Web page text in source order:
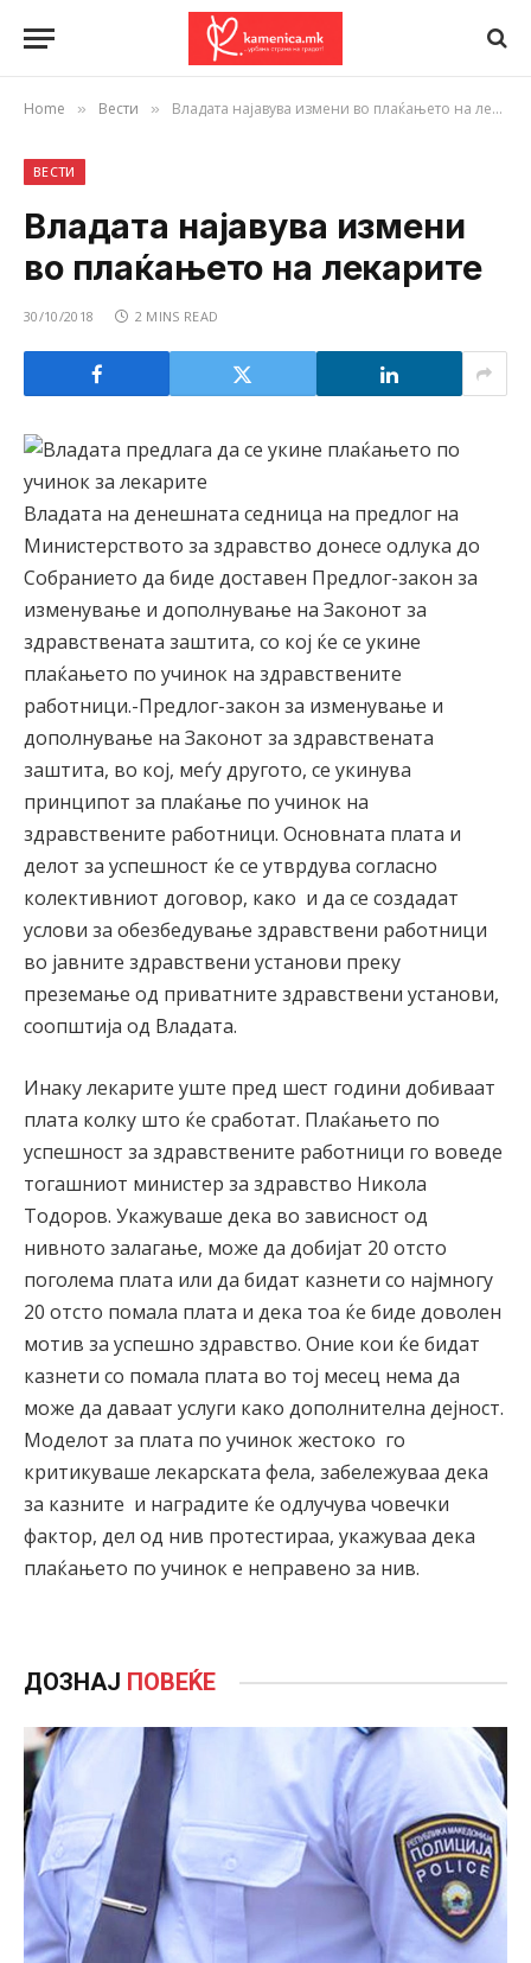
Home » Вести » Владата најавува измени во плаќањето на лекарите
ВЕСТИ
Владата најавува измени
во плаќањето на лекарите
30/10/2018 2 MINS READ
Владата на денешната седница на предлог на
Министерството за здравство донесе одлука до
Собранието да биде доставен Предлог-закон за
изменување и дополнување на Законот за
здравствената заштита, со кој ќе се укине
плаќањето по учинок на здравствените
работници.-Предлог-закон за изменување и
дополнување на Законот за здравствената
заштита, во кој, меѓу другото, се укинува
принципот за плаќање по учинок на
здравствените работници. Основната плата и
делот за успешност ќе се утврдува согласно
колективниот договор, како и да се создадат
услови за обезбедување здравствени работници
во јавните здравствени установи преку
преземање од приватните здравствени установи,
соопштија од Владата.
Инаку лекарите уште пред шест години добиваат
плата колку што ќе сработат. Плаќањето по
успешност за здравствените работници го воведе
тогашниот министер за здравство Никола
Тодоров. Укажуваше дека во зависност од
нивното залагање, може да добијат 20 отсто
поголема плата или да бидат казнети со најмногу
20 отсто помала плата и дека тоа ќе биде доволен
мотив за успешно здравство. Оние кои ќе бидат
казнети со помала плата во тој месец нема да
може да даваат услуги како дополнителна дејност.
Моделот за плата по учинок жестоко го
критикуваше лекарската фела, забележуваа дека
за казните и наградите ќе одлучува човечки
фактор, дел од нив протестираа, укажуваа дека
плаќањето по учинок е неправено за нив.
ДОЗНАЈ ПОВЕЌЕ